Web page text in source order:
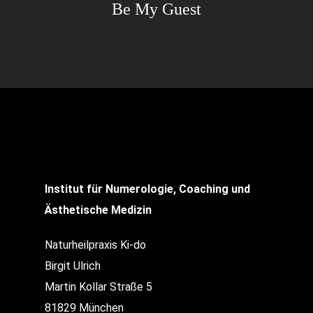
Be My Guest
Institut für Numerologie, Coaching und
Ästhetische Medizin
Naturheilpraxis Ki-do
Birgit Ulrich
Martin Kollar Straße 5
81829 München